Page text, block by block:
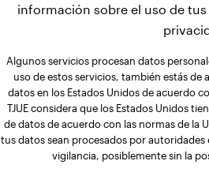
información sobre el uso de
Algunos servicios procesan datos
uso de estos servicios, también estás
datos en los Estados Unidos de acuerdo
TJUE considera que los Estados Unidos
de datos de acuerdo con las normas de la
tus datos sean procesados por
vigilancia, posiblemente sin la